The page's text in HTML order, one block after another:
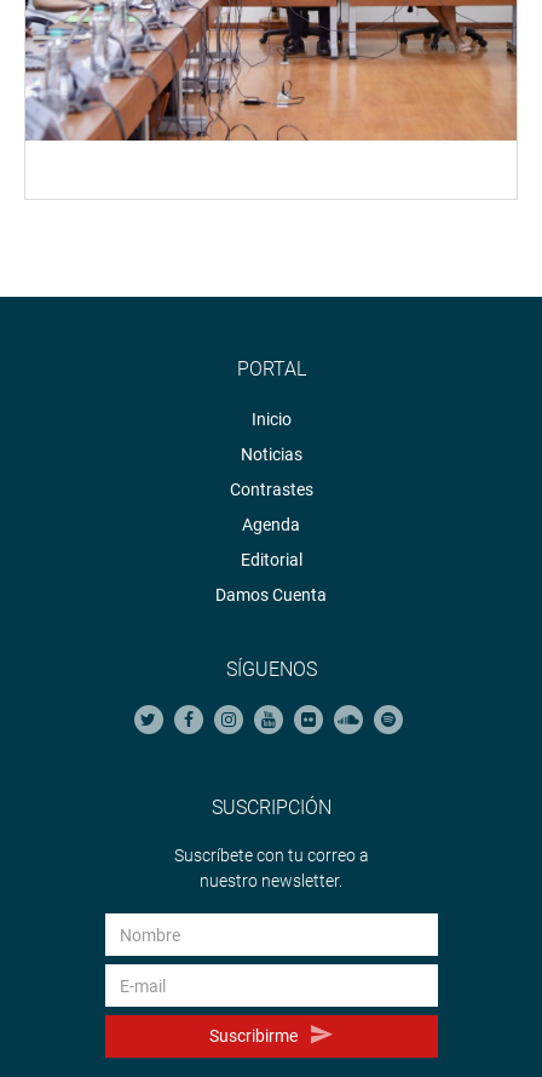
PORTAL
Inicio
Noticias
Contrastes
Agenda
Editorial
Damos Cuenta
SÍGUENOS
SUSCRIPCIÓN
Suscríbete con tu correo a
nuestro newsletter.
Suscribirme